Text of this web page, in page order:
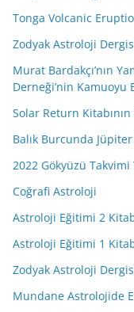
Tonga Volcanic
Zodyak Astroloji
Murat Bardakçı’nın
Derneği’nin Kamuoyu
Solar Return Kitabının
Balık Burcunda
2022 Gökyüzü Takvimi
Coğrafi Astroloji
Astroloji Eğitimi 2
Astroloji Eğitimi 1
Zodyak Astroloji
Mundane Astrolojide